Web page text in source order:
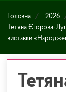
Головна 2026
Тетяна Єгорова-
виставки